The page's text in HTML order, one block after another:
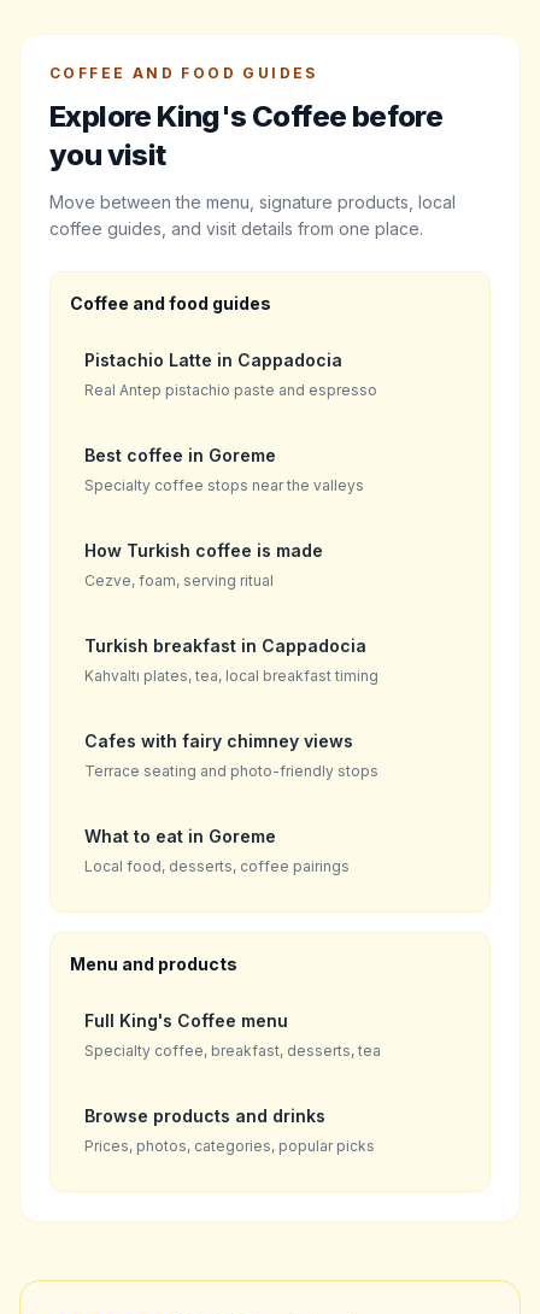
COFFEE AND FOOD GUIDES
Explore King's Coffee before
you visit
Move between the menu, signature products, local
coffee guides, and visit details from one place.
Coffee and food guides
Pistachio Latte in Cappadocia
Real Antep pistachio paste and espresso
Best coffee in Goreme
Specialty coffee stops near the valleys
How Turkish coffee is made
Cezve, foam, serving ritual
Turkish breakfast in Cappadocia
Kahvaltı plates, tea, local breakfast timing
Cafes with fairy chimney views
Terrace seating and photo-friendly stops
What to eat in Goreme
Local food, desserts, coffee pairings
Menu and products
Full King's Coffee menu
Specialty coffee, breakfast, desserts, tea
Browse products and drinks
Prices, photos, categories, popular picks